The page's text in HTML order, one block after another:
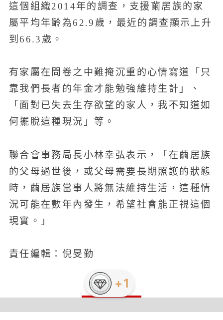
這個組織2014年的調查，支援繭居族的家
屬平均年齡為62.9歲，最近的調查顯示上升
到66.3歲。
有家屬在問卷之中難掩沉重的心情寫道「只
靠我們長者的年金才能勉強維持生計」、
「面對已失去生存欲望的家人，我不知道如
何擺脫這種現況」等。
聯合會事務局長小林幸弘表示，「在繭居族
的父母過世後，或父母需要長期照護的狀態
時，繭居族當事人將無法維持生活，這種情
況可能在數年內發生，希望社會能正視這個
現實。」
責任編輯：倪旻勤